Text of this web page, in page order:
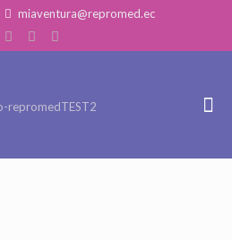
miaventura@repromed.ec